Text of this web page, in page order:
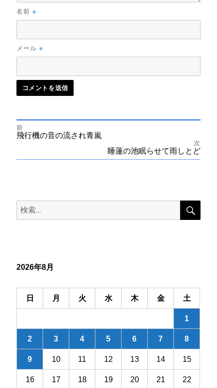
名前※
メール※
投
ゲ
ン
前
前
の
飛行機の音の流され青嵐
次
睡蓮の池眠らせて雨しとど
検
索:
検
2026年8月
日 月 火 水 木 金 土
1
2 3 4 5 6 7 8
9 10 11 12 13 14 15
16 17 18 19 20 21 22